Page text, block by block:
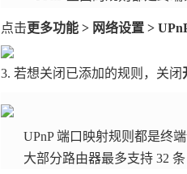
点击更多功能 > 网络设置 >
3. 若想关闭已添加的规则，关闭
UPnP 端口映射规则都是终
大部分路由器最多支持 32 条